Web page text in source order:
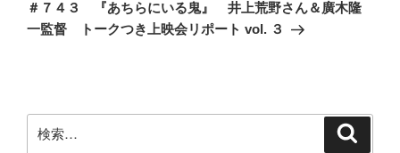
ー
シ
＃７４３ 『あちらにいる鬼』 井上荒野さん＆廣木隆
一監督 トークつき上映会リポート vol. ３
索: